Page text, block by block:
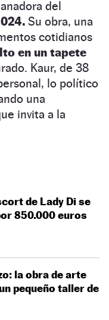
del
Su obra, una
cotidianos
en un tapete
Kaur, de 38
lo político
una
invita a la
de Lady Di se
850.000 euros
la obra de arte
pequeño taller de